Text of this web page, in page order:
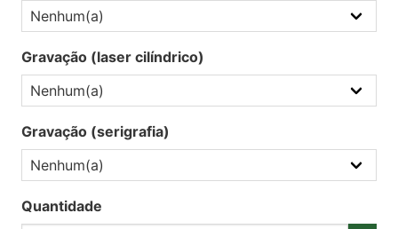
Gravação (laser cilíndrico)
Gravação (serigrafia)
Quantidade